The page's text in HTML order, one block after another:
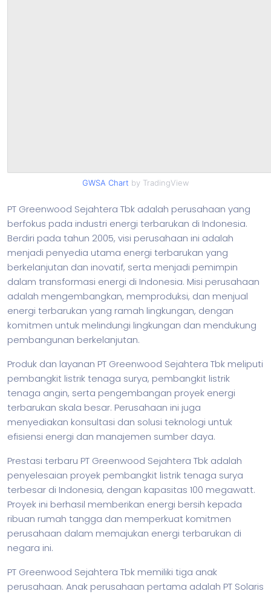
GWSA Chart by TradingView
PT Greenwood Sejahtera Tbk adalah perusahaan yang
berfokus pada industri energi terbarukan di Indonesia.
Berdiri pada tahun 2005, visi perusahaan ini adalah
menjadi penyedia utama energi terbarukan yang
berkelanjutan dan inovatif, serta menjadi pemimpin
dalam transformasi energi di Indonesia. Misi perusahaan
adalah mengembangkan, memproduksi, dan menjual
energi terbarukan yang ramah lingkungan, dengan
komitmen untuk melindungi lingkungan dan mendukung
pembangunan berkelanjutan.
Produk dan layanan PT Greenwood Sejahtera Tbk meliputi
pembangkit listrik tenaga surya, pembangkit listrik
tenaga angin, serta pengembangan proyek energi
terbarukan skala besar. Perusahaan ini juga
menyediakan konsultasi dan solusi teknologi untuk
efisiensi energi dan manajemen sumber daya.
Prestasi terbaru PT Greenwood Sejahtera Tbk adalah
penyelesaian proyek pembangkit listrik tenaga surya
terbesar di Indonesia, dengan kapasitas 100 megawatt.
Proyek ini berhasil memberikan energi bersih kepada
ribuan rumah tangga dan memperkuat komitmen
perusahaan dalam memajukan energi terbarukan di
negara ini.
PT Greenwood Sejahtera Tbk memiliki tiga anak
perusahaan. Anak perusahaan pertama adalah PT Solaris